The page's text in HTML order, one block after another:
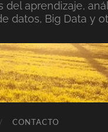
aprendizaje,
datos, Big Data y
CONTACTO